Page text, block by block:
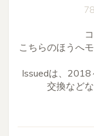
こちらのほうへ
Issuedは、2018
交換など